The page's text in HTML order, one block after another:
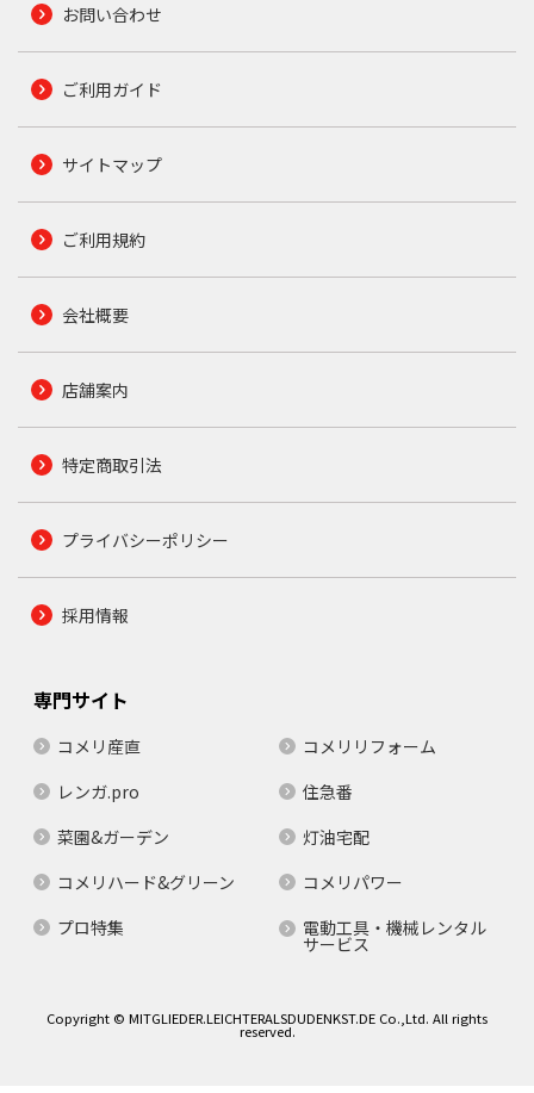
お問い合わせ
ご利用ガイド
サイトマップ
ご利用規約
会社概要
店舗案内
特定商取引法
プライバシーポリシー
採用情報
専門サイト
コメリ産直
コメリリフォーム
レンガ.pro
住急番
菜園&ガーデン
灯油宅配
コメリハード&グリーン
コメリパワー
プロ特集
電動工具・機械レンタル
サービス
Copyright © MITGLIEDER.LEICHTERALSDUDENKST.DE Co.,Ltd. All rights
reserved.